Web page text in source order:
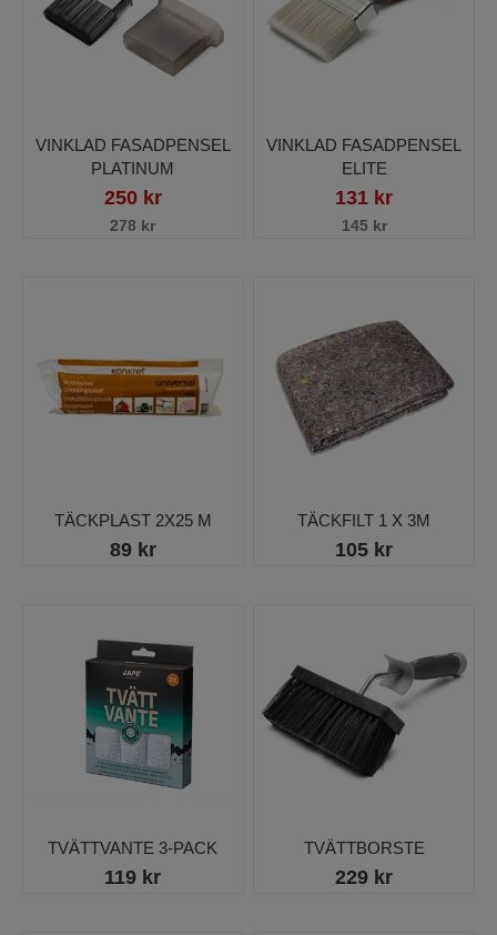
VINKLAD FASADPENSEL
PLATINUM
250 kr
278 kr
VINKLAD FASADPENSEL
ELITE
131 kr
145 kr
TÄCKPLAST 2X25 M
89 kr
TÄCKFILT 1 X 3M
105 kr
TVÄTTVANTE 3-PACK
119 kr
TVÄTTBORSTE
229 kr